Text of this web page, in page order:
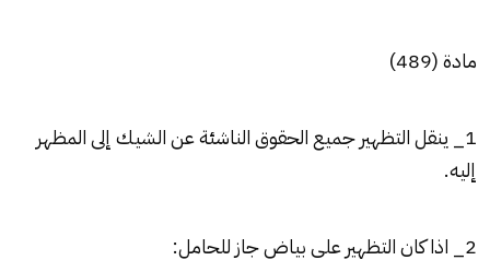
مادة (489)
1_ ينقل التظهير جميع الحقوق الناشئة عن الشيك إلى المظهر
إليه.
2_ اذا كان التظهير على بياض جاز للحامل: